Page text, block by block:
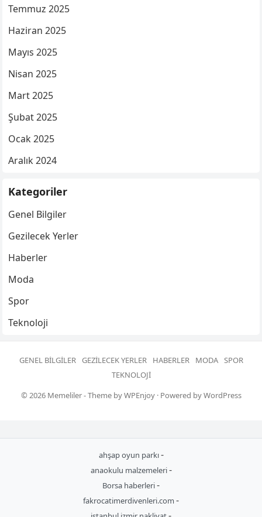
Temmuz 2025
Haziran 2025
Mayıs 2025
Nisan 2025
Mart 2025
Şubat 2025
Ocak 2025
Aralık 2024
Kategoriler
Genel Bilgiler
Gezilecek Yerler
Haberler
Moda
Spor
Teknoloji
GENEL BILGILER GEZILECEK YERLER HABERLER MODA SPOR
TEKNOLOJI
© 2026 Memeliler- Theme byWPEnjoy· Powered byWordPress
ahşap oyun parkı-
anaokulu malzemeleri-
Borsa haberleri-
fakrocatimerdivenleri.com -